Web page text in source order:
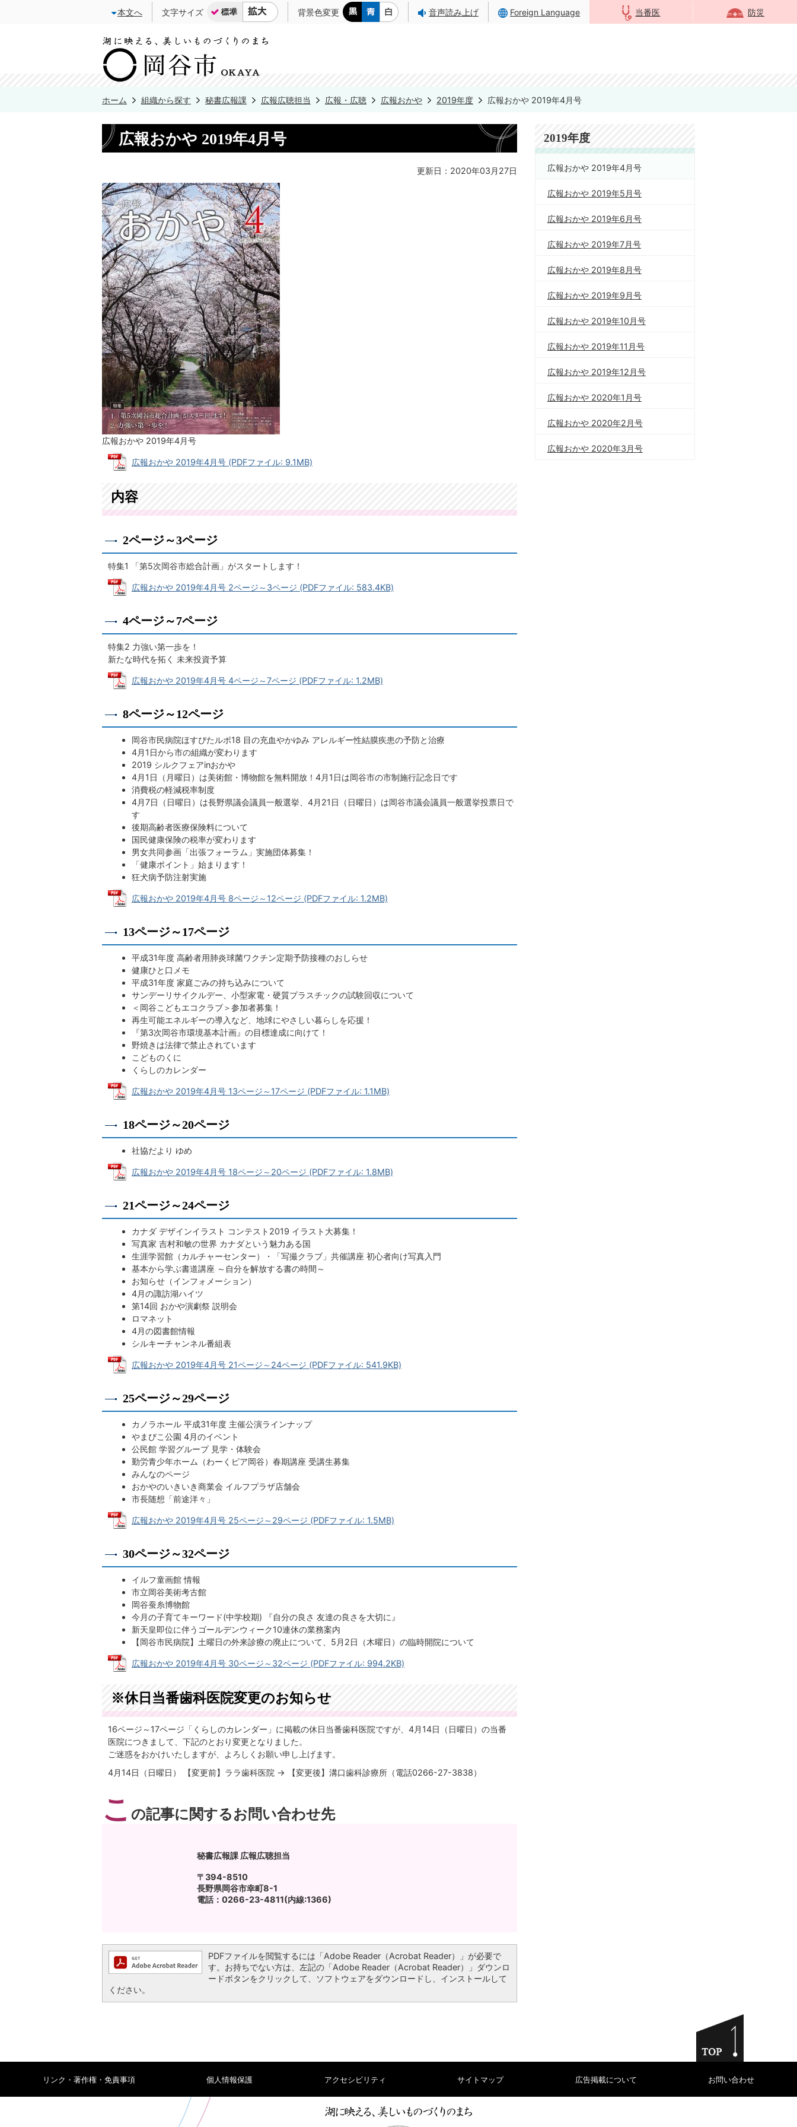
本文へ 文字サイズ 背景色変更 音声読み上げ Foreign Language 当番医 防災
ホーム 組織から探す 秘書広報課 広報広聴担当 広報・広聴 広報おかや 2019年度 広報おかや 2019年4月号
広報おかや 2019年4月号
更新日：2020年03月27日
広報おかや 2019年4月号
広報おかや 2019年4月号 (PDFファイル: 9.1MB)
内容
2ページ～3ページ
特集1 「第5次岡谷市総合計画」がスタートします！
広報おかや 2019年4月号 2ページ～3ページ (PDFファイル: 583.4KB)
4ページ～7ページ
特集2 力強い第一歩を！
新たな時代を拓く 未来投資予算
広報おかや 2019年4月号 4ページ～7ページ (PDFファイル: 1.2MB)
8ページ～12ページ
岡谷市民病院ほすぴたルポ18 目の充血やかゆみ アレルギー性結膜疾患の予防と治療
4月1日から市の組織が変わります
2019 シルクフェアinおかや
4月1日（月曜日）は美術館・博物館を無料開放！4月1日は岡谷市の市制施行記念日です
消費税の軽減税率制度
4月7日（日曜日）は長野県議会議員一般選挙、4月21日（日曜日）は岡谷市議会議員一般選挙投票日で
す
後期高齢者医療保険料について
国民健康保険の税率が変わります
男女共同参画「出張フォーラム」実施団体募集！
「健康ポイント」始まります！
狂犬病予防注射実施
広報おかや 2019年4月号 8ページ～12ページ (PDFファイル: 1.2MB)
13ページ～17ページ
平成31年度 高齢者用肺炎球菌ワクチン定期予防接種のおしらせ
健康ひと口メモ
平成31年度 家庭ごみの持ち込みについて
サンデーリサイクルデー、小型家電・硬質プラスチックの試験回収について
＜岡谷こどもエコクラブ＞参加者募集！
再生可能エネルギーの導入など、地球にやさしい暮らしを応援！
『第3次岡谷市環境基本計画』の目標達成に向けて！
野焼きは法律で禁止されています
こどものくに
くらしのカレンダー
広報おかや 2019年4月号 13ページ～17ページ (PDFファイル: 1.1MB)
18ページ～20ページ
社協だより ゆめ
広報おかや 2019年4月号 18ページ～20ページ (PDFファイル: 1.8MB)
21ページ～24ページ
カナダ デザインイラスト コンテスト2019 イラスト大募集！
写真家 吉村和敏の世界 カナダという魅力ある国
生涯学習館（カルチャーセンター）・「写撮クラブ」共催講座 初心者向け写真入門
基本から学ぶ書道講座 ～自分を解放する書の時間～
お知らせ（インフォメーション）
4月の諏訪湖ハイツ
第14回 おかや演劇祭 説明会
ロマネット
4月の図書館情報
シルキーチャンネル番組表
広報おかや 2019年4月号 21ページ～24ページ (PDFファイル: 541.9KB)
25ページ～29ページ
カノラホール 平成31年度 主催公演ラインナップ
やまびこ公園 4月のイベント
公民館 学習グループ 見学・体験会
勤労青少年ホーム（わーくピア岡谷）春期講座 受講生募集
みんなのページ
おかやのいきいき商業会 イルフプラザ店舗会
市長随想「前途洋々」
広報おかや 2019年4月号 25ページ～29ページ (PDFファイル: 1.5MB)
30ページ～32ページ
イルフ童画館 情報
市立岡谷美術考古館
岡谷蚕糸博物館
今月の子育てキーワード(中学校期) 『自分の良さ 友達の良さを大切に』
新天皇即位に伴うゴールデンウィーク10連休の業務案内
【岡谷市民病院】土曜日の外来診療の廃止について、5月2日（木曜日）の臨時開院について
広報おかや 2019年4月号 30ページ～32ページ (PDFファイル: 994.2KB)
※休日当番歯科医院変更のお知らせ
16ページ～17ページ「くらしのカレンダー」に掲載の休日当番歯科医院ですが、4月14日（日曜日）の当番
医院につきまして、下記のとおり変更となりました。
ご迷惑をおかけいたしますが、よろしくお願い申し上げます。
4月14日（日曜日） 【変更前】ララ歯科医院 → 【変更後】溝口歯科診療所（電話0266-27-3838）
こ の記事に関するお問い合わせ先
秘書広報課 広報広聴担当
〒394-8510
長野県岡谷市幸町8-1
電話：0266-23-4811(内線:1366)
PDFファイルを閲覧するには「Adobe Reader（Acrobat Reader）」が必要で
す。お持ちでない方は、左記の「Adobe Reader（Acrobat Reader）」ダウンロ
ードボタンをクリックして、ソフトウェアをダウンロードし、インストールして
ください。
2019年度
広報おかや 2019年4月号
広報おかや 2019年5月号
広報おかや 2019年6月号
広報おかや 2019年7月号
広報おかや 2019年8月号
広報おかや 2019年9月号
広報おかや 2019年10月号
広報おかや 2019年11月号
広報おかや 2019年12月号
広報おかや 2020年1月号
広報おかや 2020年2月号
広報おかや 2020年3月号
リンク・著作権・免責事項 個人情報保護 アクセシビリティ サイトマップ 広告掲載について お問い合わせ